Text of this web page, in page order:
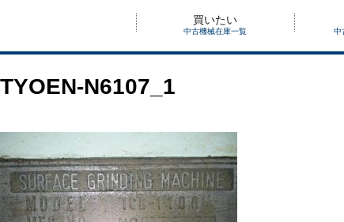
買いたい
中古機械在庫一覧 中
TYOEN-N6107_1